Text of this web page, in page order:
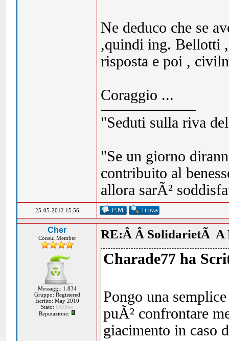
Ne deduco che se
,quindi ing. Bellotti
risposta e poi ,
Coraggio ...
"Seduti sulla riva
"Se un giorno
contribuito al
allora sarÃ²
25-05-2012 15:56
Cher
Consul Member
Messaggi: 1.834
Gruppo: Registered
Iscritto: May 2010
Stato: Offline
Reputazione:
RE:Â Â SolidarietÃ A
Charade77 ha
Pongo una
puÃ² confrontare
giacimento in caso